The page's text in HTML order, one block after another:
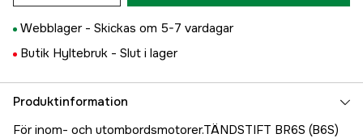
Webblager - Skickas om 5-7 vardagar
Butik Hyltebruk - Slut i lager
Produktinformation
För inom- och utombordsmotorer.TÄNDSTIFT BR6S (B6S)